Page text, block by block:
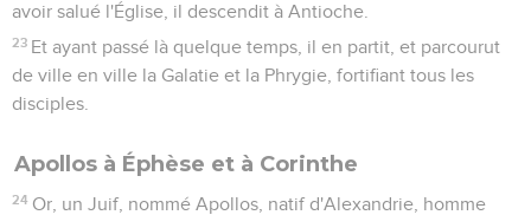
avoir salué l'Église, il descendit à Antioche.
23 Et ayant passé là quelque temps, il en partit, et parcourut
de ville en ville la Galatie et la Phrygie, fortifiant tous les
disciples.
Apollos à Éphèse et à Corinthe
24 Or, un Juif, nommé Apollos, natif d'Alexandrie, homme